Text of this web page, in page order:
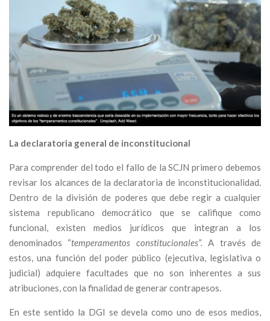
La declaratoria general de inconstitucional
Para comprender del todo el fallo de la SCJN primero debemos
revisar los alcances de la declaratoria de inconstitucionalidad.
Dentro de la división de poderes que debe regir a cualquier
sistema republicano democrático que se califique como
funcional, existen medios jurídicos que integran a los
denominados “temperamentos constitucionales”.A través de
estos, una función del poder público (ejecutiva, legislativa o
judicial) adquiere facultades que no son inherentes a sus
atribuciones, con la finalidad de generar contrapesos.
En este sentido la DGI se devela como uno de esos medios,